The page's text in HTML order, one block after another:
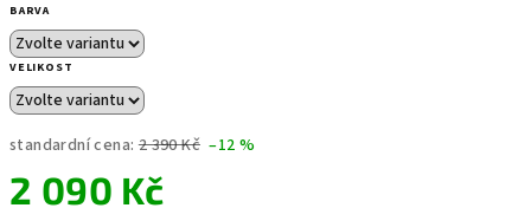
BARVA
VELIKOST
standardní cena: 2 390 Kč –12 %
2 090 Kč